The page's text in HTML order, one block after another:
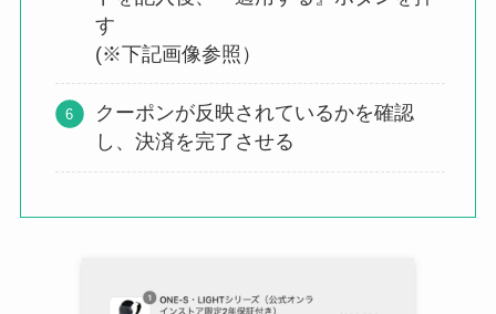
す
(※下記画像参照）
クーポンが反映されているかを確認
し、決済を完了させる